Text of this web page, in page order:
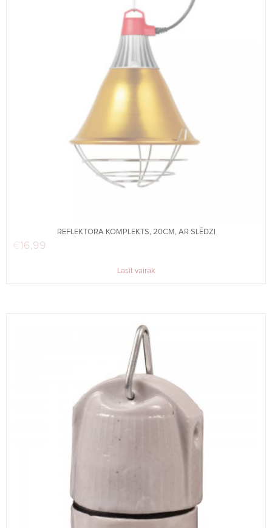
REFLEKTORA KOMPLEKTS, 20CM, AR SLĒDZI
€16,99
Lasīt vairāk